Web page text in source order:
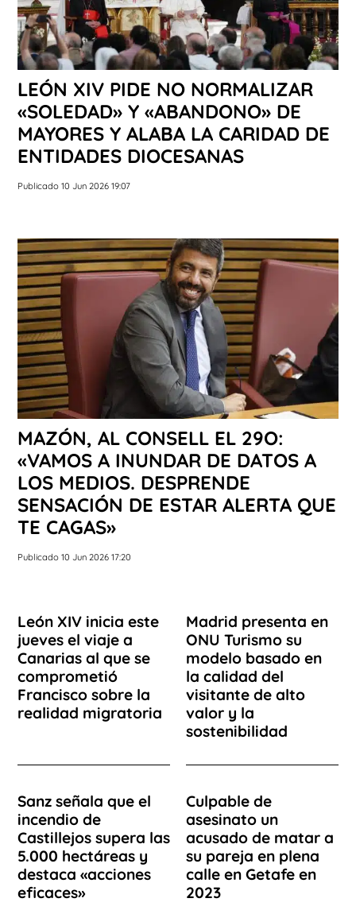
LEÓN XIV PIDE NO NORMALIZAR
«SOLEDAD» Y «ABANDONO» DE
MAYORES Y ALABA LA CARIDAD DE
ENTIDADES DIOCESANAS
Publicado 10 Jun 2026 19:07
MAZÓN, AL CONSELL EL 29O:
«VAMOS A INUNDAR DE DATOS A
LOS MEDIOS. DESPRENDE
SENSACIÓN DE ESTAR ALERTA QUE
TE CAGAS»
Publicado 10 Jun 2026 17:20
León XIV inicia este
jueves el viaje a
Canarias al que se
comprometió
Francisco sobre la
realidad migratoria
Madrid presenta en
ONU Turismo su
modelo basado en
la calidad del
visitante de alto
valor y la
sostenibilidad
Sanz señala que el
incendio de
Castillejos supera las
5.000 hectáreas y
destaca «acciones
eficaces»
Culpable de
asesinato un
acusado de matar a
su pareja en plena
calle en Getafe en
2023